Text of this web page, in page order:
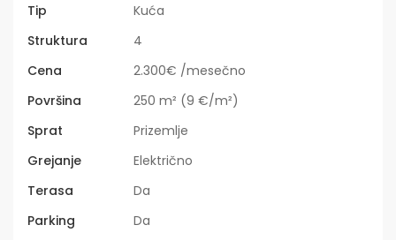
Tip
Kuća
Struktura
4
Cena
2.300€ /mesečno
Površina
250 m² (9 €/m²)
Sprat
Prizemlje
Grejanje
Električno
Terasa
Da
Parking
Da